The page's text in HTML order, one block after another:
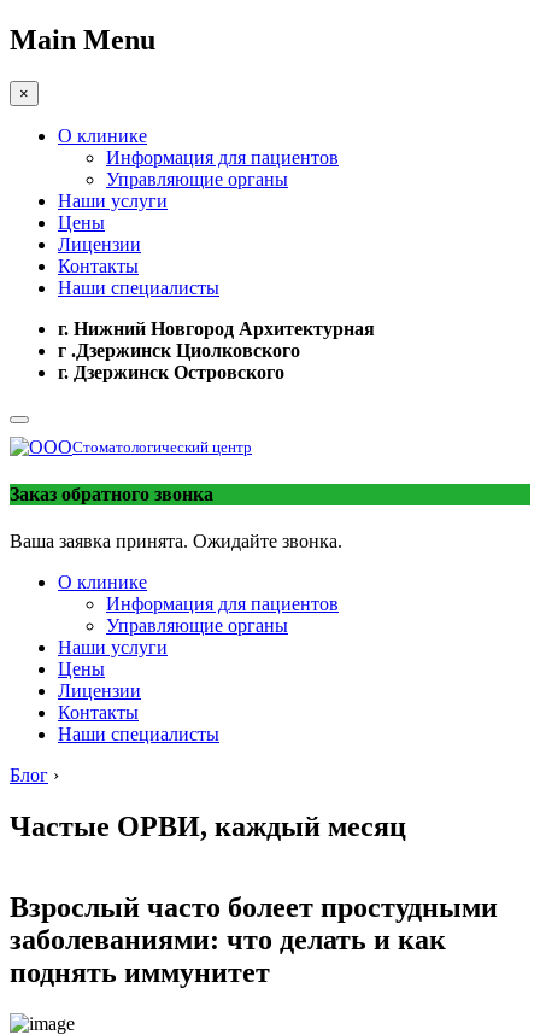
Main Menu
×
О клинике
Информация для пациентов
Управляющие органы
Наши услуги
Цены
Лицензии
Контакты
Наши специалисты
г. Нижний Новгород Архитектурная
г .Дзержинск Циолковского
г. Дзержинск Островского
Стоматологический центр
Заказ обратного звонка
Ваша заявка принята. Ожидайте звонка.
О клинике
Информация для пациентов
Управляющие органы
Наши услуги
Цены
Лицензии
Контакты
Наши специалисты
Блог ›
Частые ОРВИ, каждый месяц
Взрослый часто болеет простудными
заболеваниями: что делать и как
поднять иммунитет